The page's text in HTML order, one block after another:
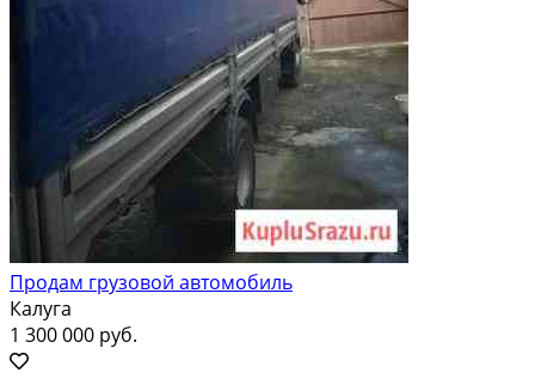
Продам грузовой автомобиль
Калуга
1 300 000 руб.